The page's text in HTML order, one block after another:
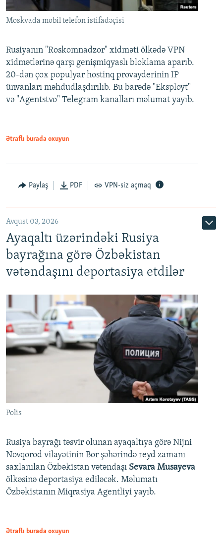
Moskvada mobil telefon istifadəçisi
Rusiyanın "Roskomnadzor" xidməti ölkədə VPN
xidmətlərinə qarşı genişmiqyaslı bloklama aparıb.
20-dən çox populyar hostinq provayderinin IP
ünvanları məhdudlaşdırılıb. Bu barədə "Eksployt"
və "Agentstvo" Telegram kanalları məlumat yayıb.
Ətraflı burada oxuyun
Paylaş PDF VPN-siz açmaq
Avqust 03, 2026
Ayaqaltı üzərindəki Rusiya
bayrağına görə Özbəkistan
vətəndaşını deportasiya etdilər
Polis
Rusiya bayrağı təsvir olunan ayaqaltıya görə Nijni
Novqorod vilayətinin Bor şəhərində reyd zamanı
saxlanılan Özbəkistan vətəndaşı Sevara Musayeva
ölkəsinə deportasiya ediləcək. Məlumatı
Özbəkistanın Miqrasiya Agentliyi yayıb.
Ətraflı burada oxuyun